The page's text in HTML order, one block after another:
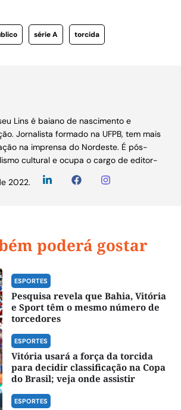
série A torcida
Lins é baiano de nascimento e
Jornalista formado na UFPB, tem mais
na imprensa do Nordeste. É pós-
cultural e ocupa o cargo de editor-
2022.
poderá gostar
ESPORTES
Pesquisa revela que Bahia, Vitória
e Sport têm o mesmo número de
torcedores
ESPORTES
Vitória usará a força da torcida
para decidir classificação na Copa
do Brasil; veja onde assistir
ESPORTES